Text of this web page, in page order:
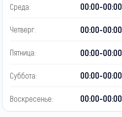
Среда: 00:00-00:00
Четверг: 00:00-00:00
Пятница: 00:00-00:00
Суббота: 00:00-00:00
Воскресенье: 00:00-00:00